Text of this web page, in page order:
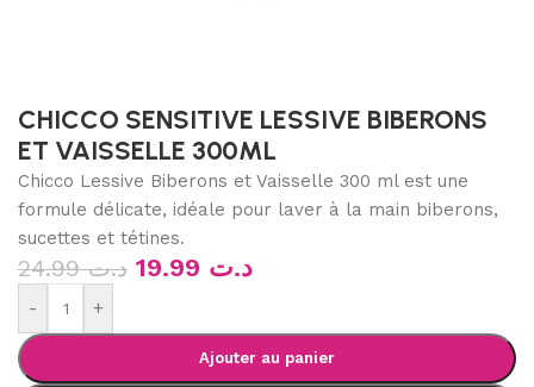
CHICCO SENSITIVE LESSIVE BIBERONS
ET VAISSELLE 300ML
Chicco Lessive Biberons et Vaisselle 300 ml est une
formule délicate, idéale pour laver à la main biberons,
sucettes et tétines.
د.ت24.99 د.ت
- +
Ajouter au panier